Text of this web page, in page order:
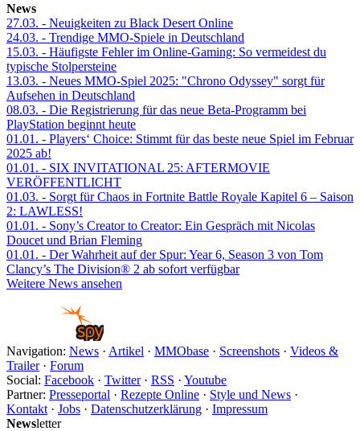
News
27.03. - Neuigkeiten zu Black Desert Online
24.03. - Trendige MMO-Spiele in Deutschland
15.03. - Häufigste Fehler im Online-Gaming: So vermeidest du
typische Stolpersteine
13.03. - Neues MMO-Spiel 2025: "Chrono Odyssey" sorgt für
Aufsehen in Deutschland
08.03. - Die Registrierung für das neue Beta-Programm bei
PlayStation beginnt heute
01.01. - Players‘ Choice: Stimmt für das beste neue Spiel im Februar
2025 ab!
01.01. - SIX INVITATIONAL 25: AFTERMOVIE
VERÖFFENTLICHT
01.03. - Sorgt für Chaos in Fortnite Battle Royale Kapitel 6 – Saison
2: LAWLESS!
01.01. - Sony’s Creator to Creator: Ein Gespräch mit Nicolas
Doucet und Brian Fleming
01.01. - Der Wahrheit auf der Spur: Year 6, Season 3 von Tom
Clancy’s The Division® 2 ab sofort verfügbar
Weitere News ansehen
Navigation: News · Artikel · MMObase · Screenshots · Videos &
Trailer· Forum
Social: Facebook · Twitter· RSS · Youtube
Partner: Presseportal · Rezepte Online · Style und News ·
Kontakt · Jobs · Datenschutzerklärung · Impressum
Newsletter